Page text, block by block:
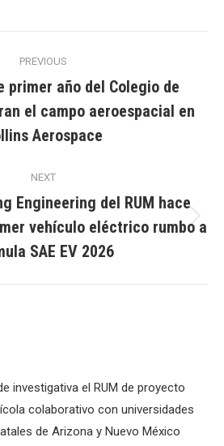
PREVIOUS
Previous
post:
primer año del Colegio de
el campo aeroespacial en
Aerospace
NEXT
Next
post:
Engineering del RUM hace
vehículo eléctrico rumbo a
SAE EV 2026
investigativa el RUM de proyecto
colaborativo con universidades
de Arizona y Nuevo México